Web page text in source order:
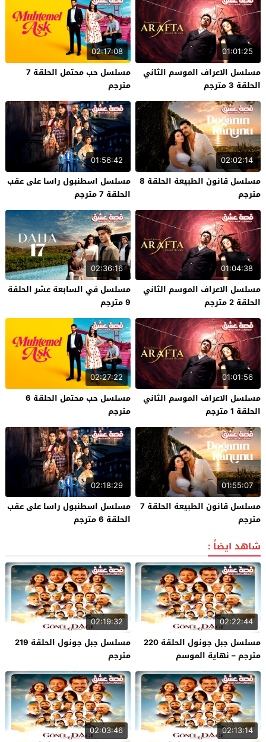
01:01:25
مسلسل الاعراف الموسم الثاني
الحلقة 3 مترجم
02:17:08
مسلسل حب محتمل الحلقة 7
مترجم
02:02:14
مسلسل قانون الطبيعة الحلقة 8
مترجم
01:56:42
مسلسل اسطنبول راسا على عقب
الحلقة 7 مترجم
01:04:38
مسلسل الاعراف الموسم الثاني
الحلقة 2 مترجم
02:36:16
مسلسل في السابعة عشر الحلقة
9 مترجم
01:01:56
مسلسل الاعراف الموسم الثاني
الحلقة 1 مترجم
02:27:22
مسلسل حب محتمل الحلقة 6
مترجم
01:55:07
مسلسل قانون الطبيعة الحلقة 7
مترجم
02:18:29
مسلسل اسطنبول راسا على عقب
الحلقة 6 مترجم
شاهد ايضاً :
02:22:44
مسلسل جبل جونول الحلقة 220
مترجم – نهاية الموسم
02:19:32
مسلسل جبل جونول الحلقة 219
مترجم
02:13:14
02:03:46